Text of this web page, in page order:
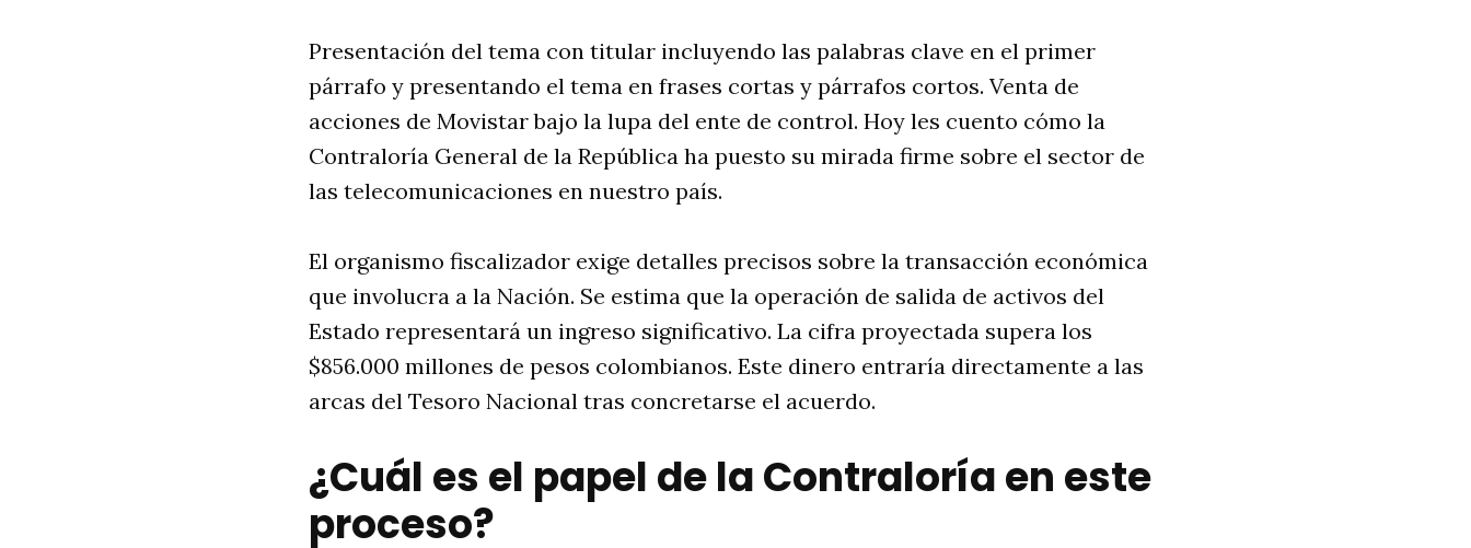
Presentación del tema con titular incluyendo las palabras clave en el primer
párrafo y presentando el tema en frases cortas y párrafos cortos. Venta de
acciones de Movistar bajo la lupa del ente de control. Hoy les cuento cómo la
Contraloría General de la República ha puesto su mirada firme sobre el sector de
las telecomunicaciones en nuestro país.
El organismo fiscalizador exige detalles precisos sobre la transacción económica
que involucra a la Nación. Se estima que la operación de salida de activos del
Estado representará un ingreso significativo. La cifra proyectada supera los
$856.000 millones de pesos colombianos. Este dinero entraría directamente a las
arcas del Tesoro Nacional tras concretarse el acuerdo.
¿Cuál es el papel de la Contraloría en este
proceso?